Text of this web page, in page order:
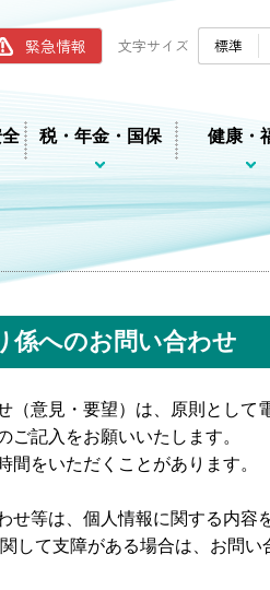
市ホームページ
緊急情報 文字サイズ 標準
税・年金・国保 健康・
係へのお問い合わせ
（意見・要望）は、原則として
ご記入をお願いいたします。
間をいただくことがあります。
せ等は、個人情報に関する内容
して支障がある場合は、お問